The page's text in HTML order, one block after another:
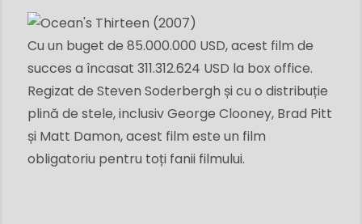
Cu un buget de 85.000.000 USD, acest film de
succes a încasat 311.312.624 USD la box office.
Regizat de Steven Soderbergh și cu o distribuție
plină de stele, inclusiv George Clooney, Brad Pitt
și Matt Damon, acest film este un film
obligatoriu pentru toți fanii filmului.